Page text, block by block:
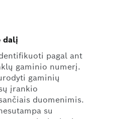
dalį
pagal ant
gaminio numerį.
gaminių
įrankio
duomenimis.
su